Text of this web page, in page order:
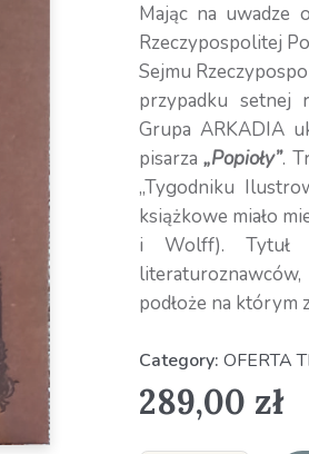
Mając na uwadze
Rzeczypospolitej
Sejmu
przypadku setnej
Grupa ARKADIA
pisarza„Popioły”.
„Tygodniku
książkowe miało
i Wolff). Tytuł
podłoże na którym
Category: OFERTA
289,00 zł